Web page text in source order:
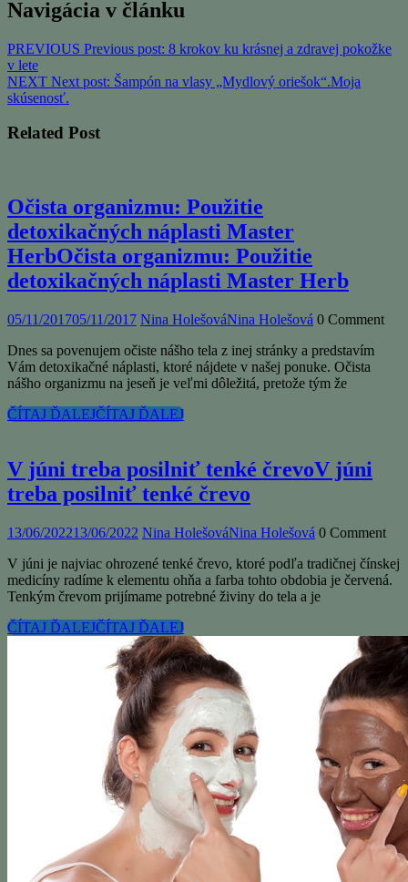
Navigácia v článku
PREVIOUS Previous post: 8 krokov ku krásnej a zdravej pokožke
v lete
NEXT Next post: Šampón na vlasy „Mydlový oriešok“.Moja
skúsenosť.
Related Post
Očista organizmu: Použitie
detoxikačných náplasti Master
HerbOčista organizmu: Použitie
detoxikačných náplasti Master Herb
05/11/201705/11/2017 Nina HolešováNina Holešová 0 Comment
Dnes sa povenujem očiste nášho tela z inej stránky a predstavím
Vám detoxikačné náplasti, ktoré nájdete v našej ponuke. Očista
nášho organizmu na jeseň je veľmi dôležitá, pretože tým že
ČÍTAJ ĎALEJČÍTAJ ĎALEJ
V júni treba posilniť tenké črevoV júni
treba posilniť tenké črevo
13/06/202213/06/2022 Nina HolešováNina Holešová 0 Comment
V júni je najviac ohrozené tenké črevo, ktoré podľa tradičnej čínskej
medicíny radíme k elementu ohňa a farba tohto obdobia je červená.
Tenkým črevom prijímame potrebné živiny do tela a je
ČÍTAJ ĎALEJČÍTAJ ĎALEJ